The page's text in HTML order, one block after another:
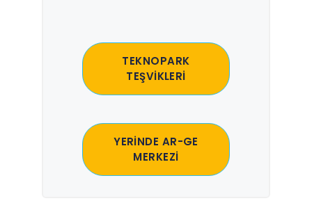
TEKNOPARK
TEŞVİKLERİ
YERİNDE AR-GE
MERKEZİ